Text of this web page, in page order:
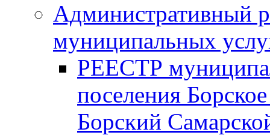
Административный
муниципальных
РЕЕСТР
поселения
Борский